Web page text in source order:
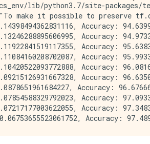
lib/python3.7/site-
make it possible to preserve
Accuracy:
Accuracy:
Accuracy:
Accuracy:
Accuracy:
Accuracy:
Accuracy:
Accuracy:
Accuracy: